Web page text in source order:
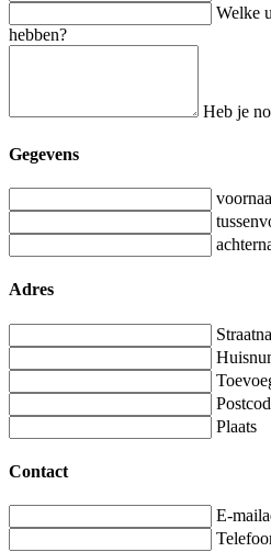
Welke
hebben?
Heb je
Gegevens
Adres
Plaats
Contact
E-